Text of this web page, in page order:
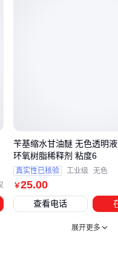
五、苯基
实际操作中
储存条件
需避光密
￥25.00
苄基缩水甘油醚 无色透明
环氧树脂稀释剂 粘度6
真实性已核验 工业级 无色
查看电话
展开更多